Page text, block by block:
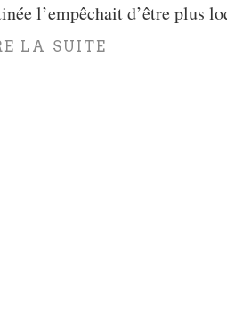
l’empêchait d’être plus
LA SUITE